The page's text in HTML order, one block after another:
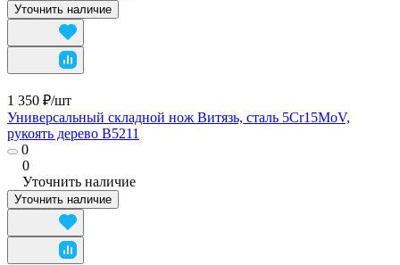
Уточнить наличие
1 350 ₽/шт
Универсальный складной нож Витязь, сталь 5Cr15MoV,
рукоять дерево B5211
0
0
Уточнить наличие
Уточнить наличие